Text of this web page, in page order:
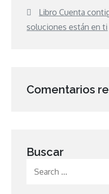
Libro Cuenta
soluciones están en ti
Comentarios
Buscar